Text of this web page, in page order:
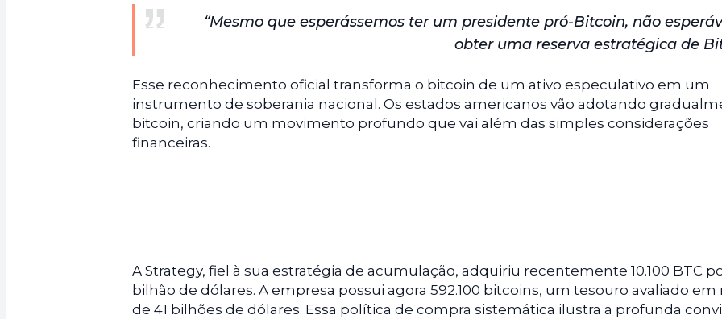
“Mesmo que esperássemos ter um presidente pró-Bitcoin, não
obter uma reserva estratégica de
Esse reconhecimento oficial transforma o bitcoin de um ativo especulativo em um
instrumento de soberania nacional. Os estados americanos vão adotando
bitcoin, criando um movimento profundo que vai além das simples considerações
financeiras.
A Strategy, fiel à sua estratégia de acumulação, adquiriu recentemente 10.100 BTC
bilhão de dólares. A empresa possui agora 592.100 bitcoins, um tesouro avaliado em
de 41 bilhões de dólares. Essa política de compra sistemática ilustra a profunda